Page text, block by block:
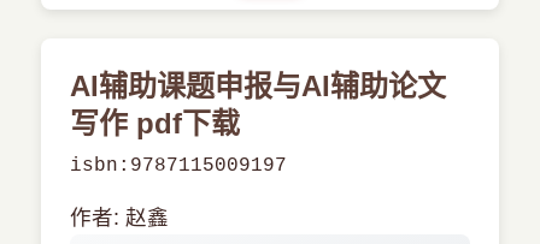
AI辅助课题申报与AI辅助论文
写作 pdf下载
isbn:9787115009197
作者: 赵鑫